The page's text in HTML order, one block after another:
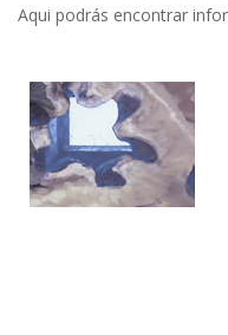
Aqui podrás encontrar